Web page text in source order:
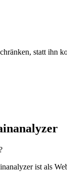
statt ihn
ist als